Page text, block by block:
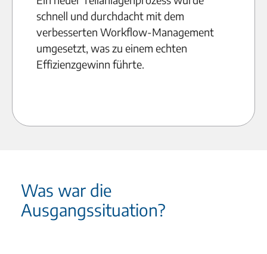
schnell und durchdacht mit dem
verbesserten Workflow-Management
umgesetzt, was zu einem echten
Effizienzgewinn führte.
Was war die
Ausgangssituation?